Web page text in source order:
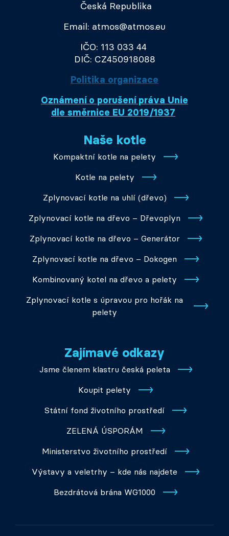
Česká Republika
Email: atmos@atmos.eu
IČO: 113 033 44
DIČ: CZ450918088
Politika organizace
Oznámení o porušení práva Unie
dle směrnice EU 2019/1937
Naše kotle
Kompaktní kotle na pelety
Kotle na pelety
Zplynovací kotle na uhlí (dřevo)
Zplynovací kotle na dřevo – Dřevoplyn
Zplynovací kotle na dřevo – Generátor
Zplynovací kotle na dřevo – Dokogen
Kombinovaný kotel na dřevo a pelety
Zplynovací kotle s úpravou pro hořák na
pelety
Zajímavé odkazy
Jsme členem klastru česká peleta
Koupit pelety
Státní fond životního prostředí
ZELENÁ ÚSPORÁM
Ministerstvo životního prostředí
Výstavy a veletrhy – kde nás najdete
Bezdrátová brána WG1000